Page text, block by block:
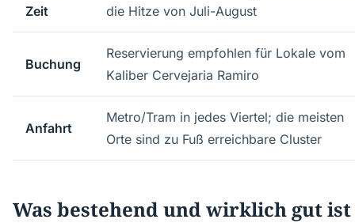
Zeit
die Hitze von Juli-August
Buchung
Reservierung empfohlen für Lokale vom
Kaliber Cervejaria Ramiro
Anfahrt
Metro/Tram in jedes Viertel; die meisten
Orte sind zu Fuß erreichbare Cluster
Was bestehend und wirklich gut ist